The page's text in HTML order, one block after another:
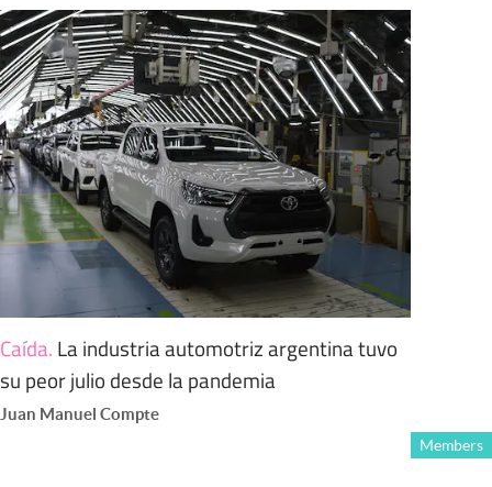
Caída. La industria automotriz argentina tuvo
su peor julio desde la pandemia
Juan Manuel Compte
Members